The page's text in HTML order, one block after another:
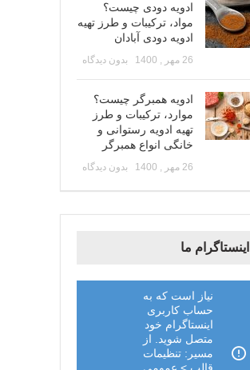
ادویه دودی چیست؟
مواد، ترکیبات و طرز تهیه
ادویه دودی آبادان
26 مهر , 1400 بدون دیدگاه
ادویه همبرگر چیست؟
موارد، ترکیبات و طرز
تهیه ادویه رستوانی و
خانگی انواع همبرگر
26 مهر , 1400 بدون دیدگاه
اینستاگرام ما
نیاز است که به
حساب کاربری
اینستاگرام خود
متصل شوید. از
مسیر: تنظیمات